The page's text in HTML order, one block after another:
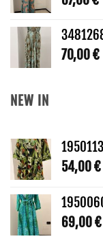
70,00€
NEW IN
54,00€
69,00€